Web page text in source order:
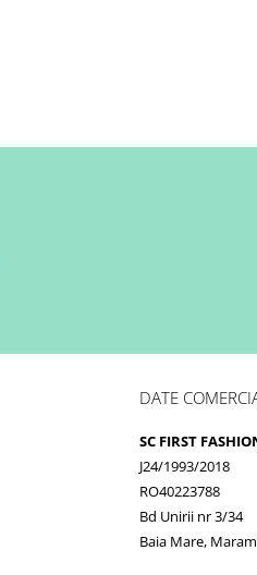
DATE
SC FIRST
J24/1993/2018
RO40223788
Bd Unirii nr 3/34
Baia Mare,